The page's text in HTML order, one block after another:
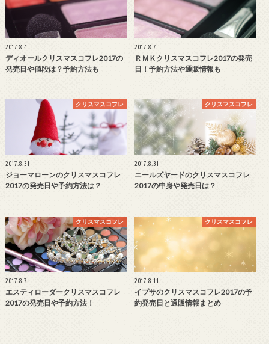
2017.8.4
ディオールクリスマスコフレ2017の
発売日や値段は？予約方法も
2017.8.7
ＲＭＫクリスマスコフレ2017の発売
日！予約方法や通販情報も
クリスマスコフレ
2017.8.31
ジョーマローンのクリスマスコフレ
2017の発売日や予約方法は？
クリスマスコフレ
2017.8.31
ニールズヤードのクリスマスコフレ
2017の中身や発売日は？
クリスマスコフレ
2017.8.7
エスティローダークリスマスコフレ
2017の発売日や予約方法！
クリスマスコフレ
2017.8.11
イプサのクリスマスコフレ2017の予
約発売日と通販情報まとめ